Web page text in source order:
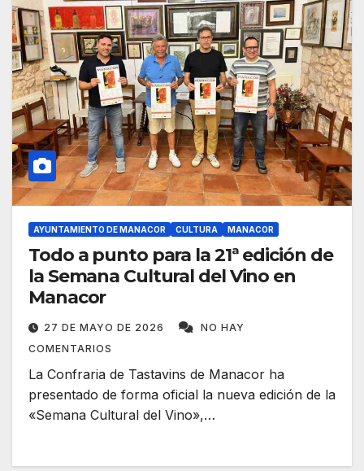
AYUNTAMIENTO DE MANACOR CULTURA MANACOR
Todo a punto para la 21ª edición de
la Semana Cultural del Vino en
Manacor
27 DE MAYO DE 2026
NO HAY
COMENTARIOS
La Confraria de Tastavins de Manacor ha
presentado de forma oficial la nueva edición de la
«Semana Cultural del Vino»,…